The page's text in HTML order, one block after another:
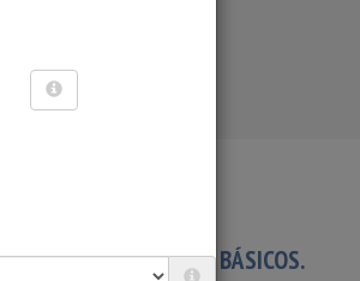
SERVICIOS SOCIALES BÁSICOS.